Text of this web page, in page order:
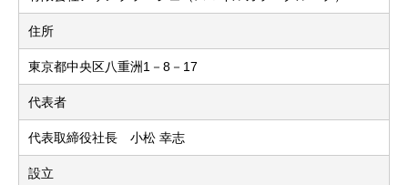
住所
東京都中央区八重洲1－8－17
代表者
代表取締役社長 小松 幸志
設立